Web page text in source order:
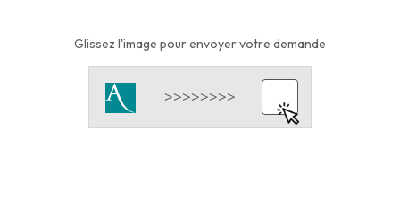
Glissez l'image pour envoyer votre demande